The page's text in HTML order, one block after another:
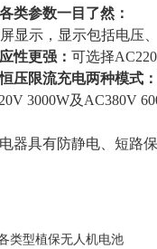
各类参数一目了然：
显示， 显示包括电压
性更强： 可选择
压限流充电两种模式：
3000W及 AC380V
器具有防静电、短路
类型植保无人机电池